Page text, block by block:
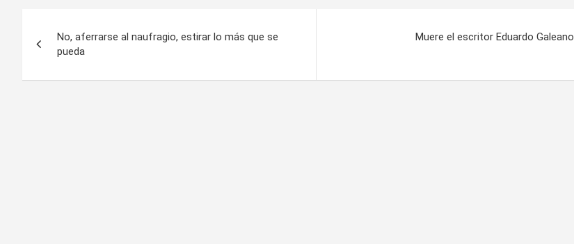
de
entradas
No, aferrarse al naufragio, estirar lo más que se
pueda
Muere el escritor Eduardo Galeano